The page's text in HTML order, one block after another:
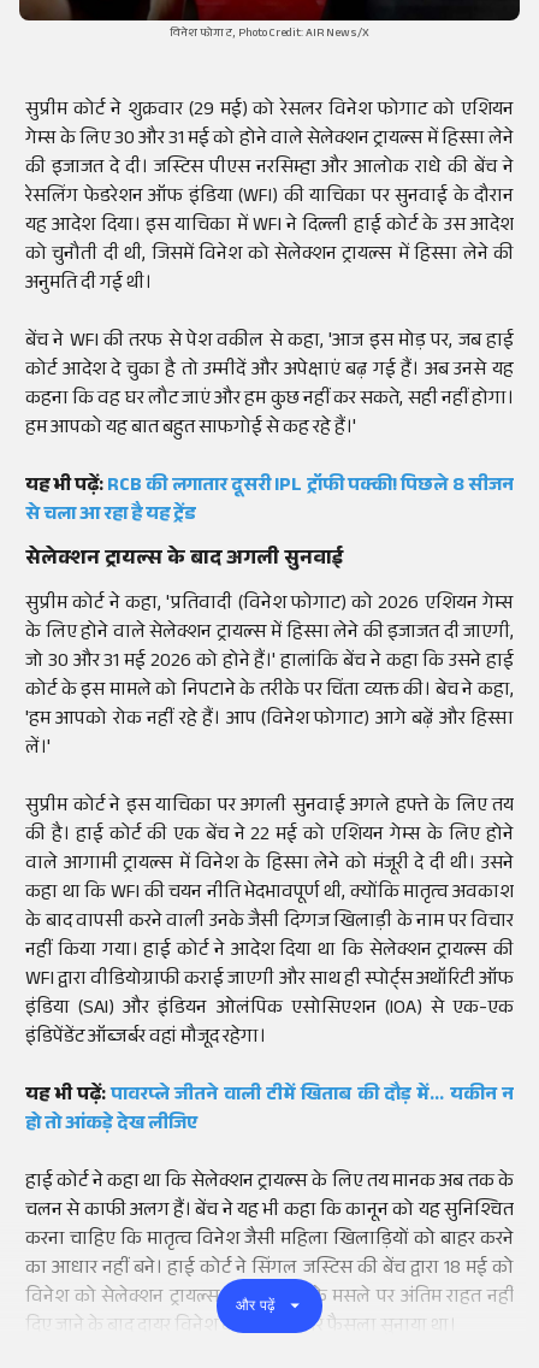
विनेश फोगाट, Photo Credit: AIR News/X
सुप्रीम कोर्ट ने शुक्रवार (29 मई) को रेसलर विनेश फोगाट को एशियन
गेम्स के लिए 30 और 31 मई को होने वाले सेलेक्शन ट्रायल्स में हिस्सा लेने
की इजाजत दे दी। जस्टिस पीएस नरसिम्हा और आलोक राधे की बेंच ने
रेसलिंग फेडरेशन ऑफ इंडिया (WFI) की याचिका पर सुनवाई के दौरान
यह आदेश दिया। इस याचिका में WFI ने दिल्ली हाई कोर्ट के उस आदेश
को चुनौती दी थी, जिसमें विनेश को सेलेक्शन ट्रायल्स में हिस्सा लेने की
अनुमति दी गई थी।
बेंच ने WFI की तरफ से पेश वकील से कहा, 'आज इस मोड़ पर, जब हाई
कोर्ट आदेश दे चुका है तो उम्मीदें और अपेक्षाएं बढ़ गई हैं। अब उनसे यह
कहना कि वह घर लौट जाएं और हम कुछ नहीं कर सकते, सही नहीं होगा।
हम आपको यह बात बहुत साफगोई से कह रहे हैं।'
यह भी पढ़ें:RCB की लगातार दूसरी IPL ट्रॉफी पक्की! पिछले 8 सीजन
से चला आ रहा है यह ट्रेंड
सेलेक्शन ट्रायल्स के बाद अगली सुनवाई
सुप्रीम कोर्ट ने कहा, 'प्रतिवादी (विनेश फोगाट) को 2026 एशियन गेम्स
के लिए होने वाले सेलेक्शन ट्रायल्स में हिस्सा लेने की इजाजत दी जाएगी,
जो 30 और 31 मई 2026 को होने हैं।' हालांकि बेंच ने कहा कि उसने हाई
कोर्ट के इस मामले को निपटाने के तरीके पर चिंता व्यक्त की। बेच ने कहा,
'हम आपको रोक नहीं रहे हैं। आप (विनेश फोगाट) आगे बढ़ें और हिस्सा
लें।'
सुप्रीम कोर्ट ने इस याचिका पर अगली सुनवाई अगले हफ्ते के लिए तय
की है। हाई कोर्ट की एक बेंच ने 22 मई को एशियन गेम्स के लिए होने
वाले आगामी ट्रायल्स में विनेश के हिस्सा लेने को मंजूरी दे दी थी। उसने
कहा था कि WFI की चयन नीति भेदभावपूर्ण थी, क्योंकि मातृत्व अवकाश
के बाद वापसी करने वाली उनके जैसी दिग्गज खिलाड़ी के नाम पर विचार
नहीं किया गया। हाई कोर्ट ने आदेश दिया था कि सेलेक्शन ट्रायल्स की
WFI द्वारा वीडियोग्राफी कराई जाएगी और साथ ही स्पोर्ट्स अथॉरिटी ऑफ
इंडिया (SAI) और इंडियन ओलंपिक एसोसिएशन (IOA) से एक-एक
इंडिपेंडेंट ऑब्जर्बर वहां मौजूद रहेगा।
यह भी पढ़ें:पावरप्ले जीतने वाली टीमें खिताब की दौड़ में... यकीन न
हो तो आंकड़े देख लीजिए
हाई कोर्ट ने कहा था कि सेलेक्शन ट्रायल्स के लिए तय मानक अब तक के
चलन से काफी अलग हैं। बेंच ने यह भी कहा कि कानून को यह सुनिश्चित
करना चाहिए कि मातृत्व विनेश जैसी महिला खिलाड़ियों को बाहर करने
का आधार नहीं बने। हाई कोर्ट ने सिंगल जस्टिस की बेंच द्वारा 18 मई को
विनेश को सेलेक्शन ट्रायल्स में भागीदारी के मसले पर अंतिम राहत नहीं
दिए जाने के बाद दायर विनेश की याचिका पर फैसला सुनाया था।
और पढ़ें